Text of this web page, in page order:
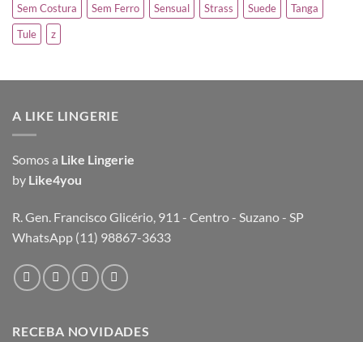
Sem Costura
Sem Ferro Sensual Strass Suede
Tanga
Tule
z
A LIKE LINGERIE
Somos a Like Lingerie
by Like4you
R. Gen. Francisco Glicério, 911 - Centro - Suzano - SP
WhatsApp (11) 98867-3633
RECEBA NOVIDADES